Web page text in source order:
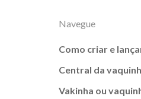
Navegue
Como criar e
Central da
Vakinha ou